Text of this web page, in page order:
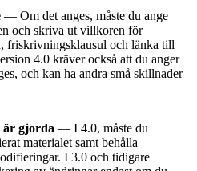
— Om det anges, måste du ange
och skriva ut villkoren för
friskrivningsklausul och länka till
4.0 kräver också att du anger
och kan ha andra små skillnader
är gjorda — I 4.0, måste du
materialet samt behålla
I 3.0 och tidigare